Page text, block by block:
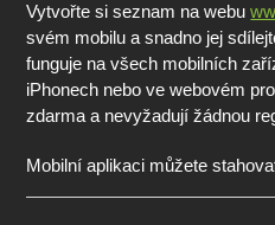
Vytvořte si seznam na webu
svém mobilu a snadno jej
funguje na všech mobilních
iPhonech nebo ve webovém
zdarma a nevyžadují žádnou
Mobilní aplikaci můžete